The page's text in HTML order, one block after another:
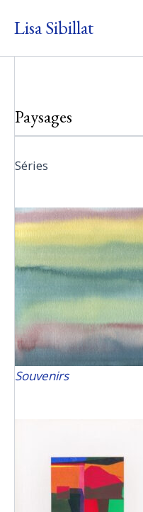
Lisa Sibillat
Paysages
Séries
Souvenirs